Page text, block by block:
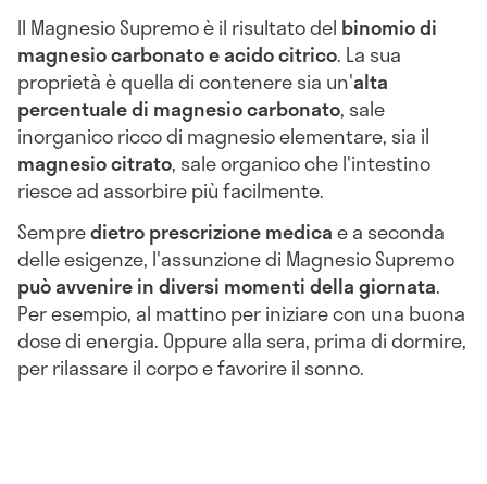
Il Magnesio Supremo è il risultato del binomio di
magnesio carbonato e acido citrico. La sua
proprietà è quella di contenere sia un'alta
percentuale di magnesio carbonato, sale
inorganico ricco di magnesio elementare, sia il
magnesio citrato, sale organico che l'intestino
riesce ad assorbire più facilmente.
Sempredietro prescrizione medicae a seconda
delle esigenze, l'assunzione di Magnesio Supremo
può avvenire in diversi momenti della giornata.
Per esempio, al mattino per iniziare con una buona
dose di energia. Oppure alla sera, prima di dormire,
per rilassare il corpo e favorire il sonno.